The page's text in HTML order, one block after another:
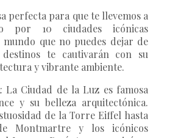
perfecta para que te llevemos a
por 10 ciudades icónicas
que no puedes dejar de
te cautivarán con su
y vibrante ambiente.
: La Ciudad de la Luz es famosa
y su belleza arquitectónica.
de la Torre Eiffel hasta
Montmartre y los icónicos